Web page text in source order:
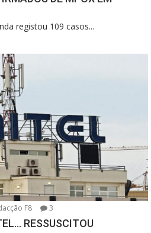
registou 109 casos...
F8 3
RESSUSCITOU